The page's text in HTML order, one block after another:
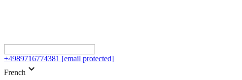
+4989716774381 [email protected]
French keyboard_arrow_down